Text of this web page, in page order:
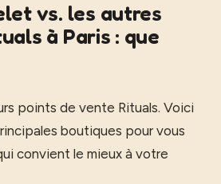
vs. les autres
à Paris : que
points de vente Rituals. Voici
boutiques pour vous
convient le mieux à votre